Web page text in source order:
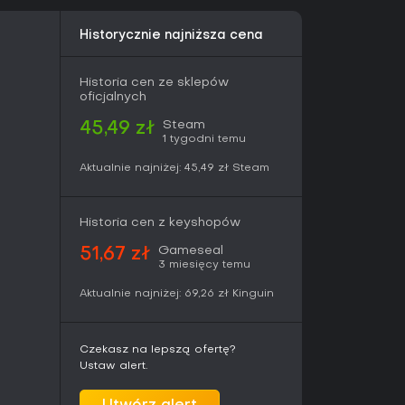
jak stealth i alchemia. Jeśli kręcą cię
czy mieszane opinie (średnio 7,5/10)
Historycznie najniższa cena
Historia cen ze sklepów
oficjalnych
45,49 zł Steam
1 tygodni temu
Aktualnie najniżej: 45,49 zł Steam
Historia cen z keyshopów
51,67 zł Gameseal
3 miesięcy temu
Aktualnie najniżej: 69,26 zł Kinguin
Czekasz na lepszą ofertę?
Ustaw alert.